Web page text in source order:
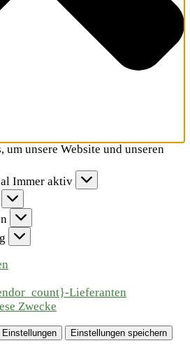
um unsere Website und unseren
Immer aktiv
Lieferanten
Zwecke
Einstellungen Einstellungen speichern